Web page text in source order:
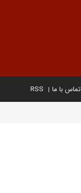
تماس با ما RSS